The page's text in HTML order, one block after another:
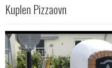
Kuplen Pizzaovn